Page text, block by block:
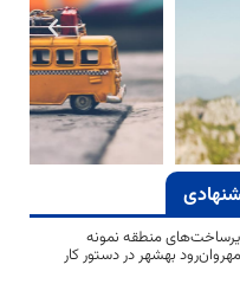
منطقه نمونه
بهشهر در دستور کار